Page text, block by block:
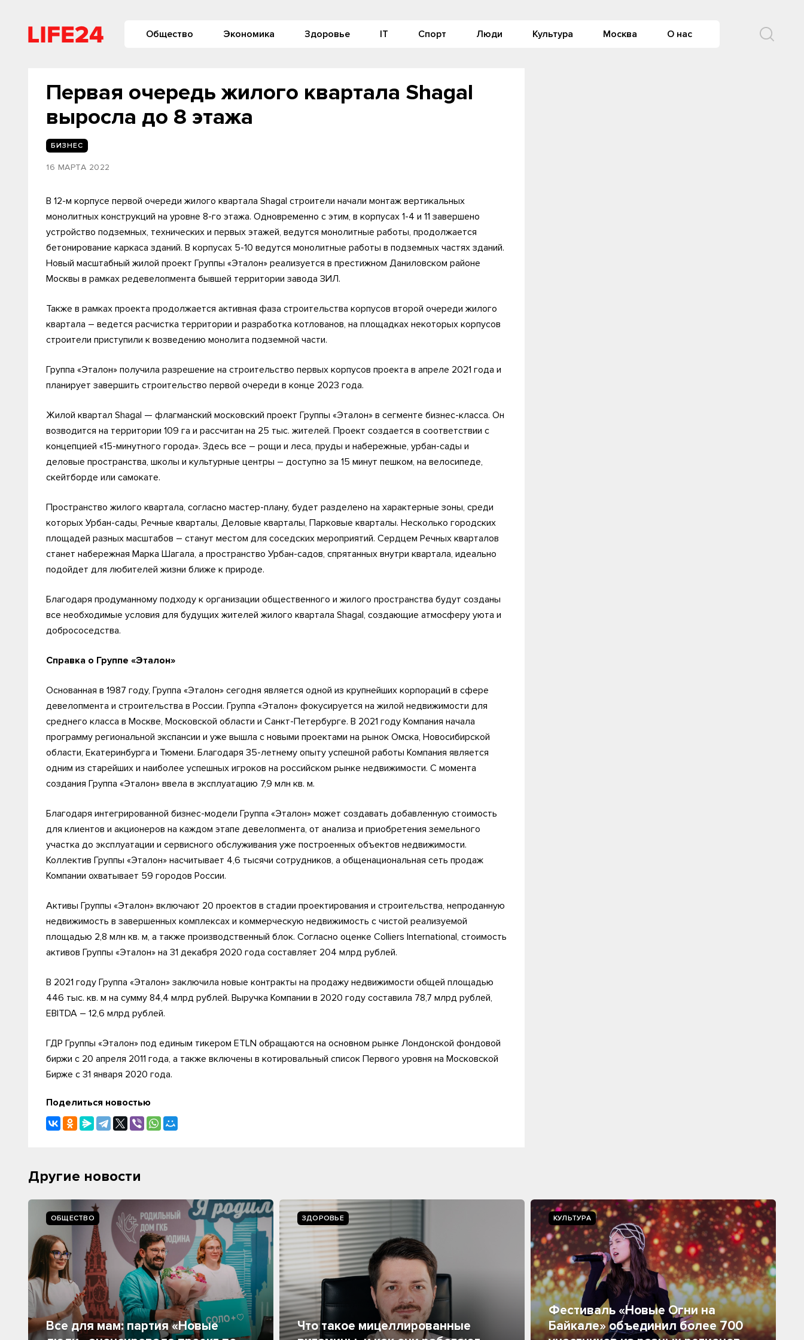
Общество Экономика Здоровье IT Спорт Люди Культура Москва О нас
Первая очередь жилого квартала Shagal
выросла до 8 этажа
БИЗНЕС
16 МАРТА 2022
В 12-м корпусе первой очереди жилого квартала Shagal строители начали монтаж вертикальных
монолитных конструкций на уровне 8-го этажа. Одновременно с этим, в корпусах 1-4 и 11 завершено
устройство подземных, технических и первых этажей, ведутся монолитные работы, продолжается
бетонирование каркаса зданий. В корпусах 5-10 ведутся монолитные работы в подземных частях зданий.
Новый масштабный жилой проект Группы «Эталон» реализуется в престижном Даниловском районе
Москвы в рамках редевелопмента бывшей территории завода ЗИЛ.
Также в рамках проекта продолжается активная фаза строительства корпусов второй очереди жилого
квартала – ведется расчистка территории и разработка котлованов, на площадках некоторых корпусов
строители приступили к возведению монолита подземной части.
Группа «Эталон» получила разрешение на строительство первых корпусов проекта в апреле 2021 года и
планирует завершить строительство первой очереди в конце 2023 года.
Жилой квартал Shagal — флагманский московский проект Группы «Эталон» в сегменте бизнес-класса. Он
возводится на территории 109 га и рассчитан на 25 тыс. жителей. Проект создается в соответствии с
концепцией «15-минутного города». Здесь все – рощи и леса, пруды и набережные, урбан-сады и
деловые пространства, школы и культурные центры – доступно за 15 минут пешком, на велосипеде,
скейтборде или самокате.
Пространство жилого квартала, согласно мастер-плану, будет разделено на характерные зоны, среди
которых Урбан-сады, Речные кварталы, Деловые кварталы, Парковые кварталы. Несколько городских
площадей разных масштабов – станут местом для соседских мероприятий. Сердцем Речных кварталов
станет набережная Марка Шагала, а пространство Урбан-садов, спрятанных внутри квартала, идеально
подойдет для любителей жизни ближе к природе.
Благодаря продуманному подходу к организации общественного и жилого пространства будут созданы
все необходимые условия для будущих жителей жилого квартала Shagal, создающие атмосферу уюта и
добрососедства.
Справка о Группе «Эталон»
Основанная в 1987 году, Группа «Эталон» сегодня является одной из крупнейших корпораций в сфере
девелопмента и строительства в России. Группа «Эталон» фокусируется на жилой недвижимости для
среднего класса в Москве, Московской области и Санкт-Петербурге. В 2021 году Компания начала
программу региональной экспансии и уже вышла с новыми проектами на рынок Омска, Новосибирской
области, Екатеринбурга и Тюмени. Благодаря 35-летнему опыту успешной работы Компания является
одним из старейших и наиболее успешных игроков на российском рынке недвижимости. С момента
создания Группа «Эталон» ввела в эксплуатацию 7,9 млн кв. м.
Благодаря интегрированной бизнес-модели Группа «Эталон» может создавать добавленную стоимость
для клиентов и акционеров на каждом этапе девелопмента, от анализа и приобретения земельного
участка до эксплуатации и сервисного обслуживания уже построенных объектов недвижимости.
Коллектив Группы «Эталон» насчитывает 4,6 тысячи сотрудников, а общенациональная сеть продаж
Компании охватывает 59 городов России.
Активы Группы «Эталон» включают 20 проектов в стадии проектирования и строительства, непроданную
недвижимость в завершенных комплексах и коммерческую недвижимость с чистой реализуемой
площадью 2,8 млн кв. м, а также производственный блок. Согласно оценке Colliers International, стоимость
активов Группы «Эталон» на 31 декабря 2020 года составляет 204 млрд рублей.
В 2021 году Группа «Эталон» заключила новые контракты на продажу недвижимости общей площадью
446 тыс. кв. м на сумму 84,4 млрд рублей. Выручка Компании в 2020 году составила 78,7 млрд рублей,
EBITDA – 12,6 млрд рублей.
ГДР Группы «Эталон» под единым тикером ETLN обращаются на основном рынке Лондонской фондовой
биржи с 20 апреля 2011 года, а также включены в котировальный список Первого уровня на Московской
Бирже с 31 января 2020 года.
Поделиться новостью
Другие новости
ОБЩЕСТВО
Все для мам: партия «Новые
ЗДОРОВЬЕ
Что такое мицеллированные
КУЛЬТУРА
Фестиваль «Новые Огни на
Байкале» объединил более 700